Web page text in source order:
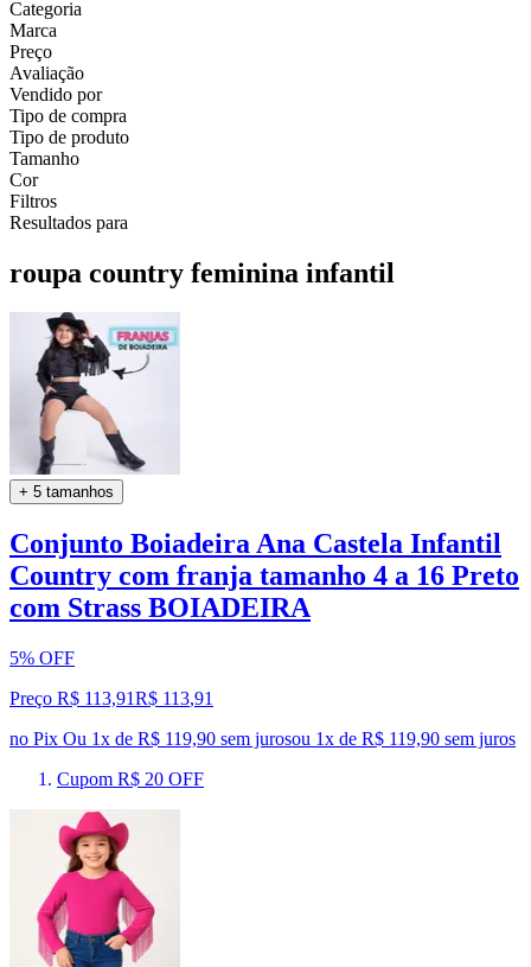
Categoria
Marca
Preço
Avaliação
Vendido por
Tipo de compra
Tipo de produto
Tamanho
Cor
Filtros
Resultados para
roupa country feminina infantil
+ 5 tamanhos
Conjunto Boiadeira Ana Castela Infantil
Country com franja tamanho 4 a 16 Preto
com Strass BOIADEIRA
5% OFF
Preço R$ 113,91R$ 113,91
no Pix Ou 1x de R$ 119,90 sem jurosou 1x de R$ 119,90 sem juros
Cupom R$ 20 OFF